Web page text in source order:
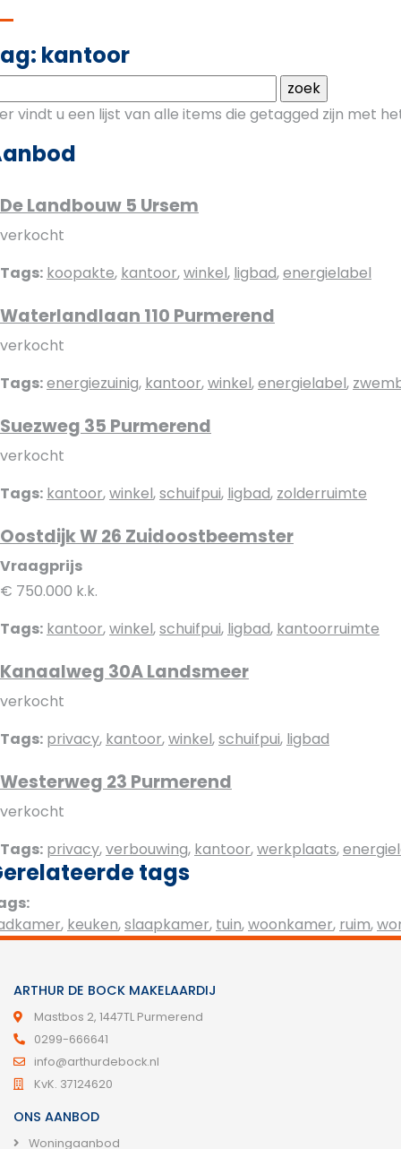
kantoor
vindt u een lijst van alle items die getagged zijn met
De Landbouw 5 Ursem
verkocht
Tags: koopakte, kantoor,winkel, ligbad,energielabel
Waterlandlaan 110 Purmerend
verkocht
Tags:energiezuinig, kantoor,winkel,energielabel,
Suezweg 35 Purmerend
verkocht
Tags: kantoor,winkel,schuifpui, ligbad, zolderruimte
Oostdijk W 26 Zuidoostbeemster
Vraagprijs
€ 750.000 k.k.
Tags: kantoor,winkel,schuifpui, ligbad, kantoorruimte
Kanaalweg 30A Landsmeer
verkocht
Tags: privacy, kantoor,winkel,schuifpui, ligbad
Westerweg 23 Purmerend
verkocht
Tags: privacy,verbouwing, kantoor,werkplaats,
tags
, keuken,slaapkamer, tuin,woonkamer, ruim,
ARTHUR DE BOCK MAKELAARDIJ
Mastbos 2, 1447TL Purmerend
0299-666641
info@arthurdebock.nl
KvK. 37124620
ONS AANBOD
Woningaanbod